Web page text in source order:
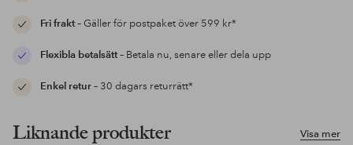
Fri frakt– Gäller för postpaket över 599 kr*
Flexibla betalsätt– Betala nu, senare eller dela upp
Enkel retur– 30 dagars returrätt*
Visa mer
Liknande produkter